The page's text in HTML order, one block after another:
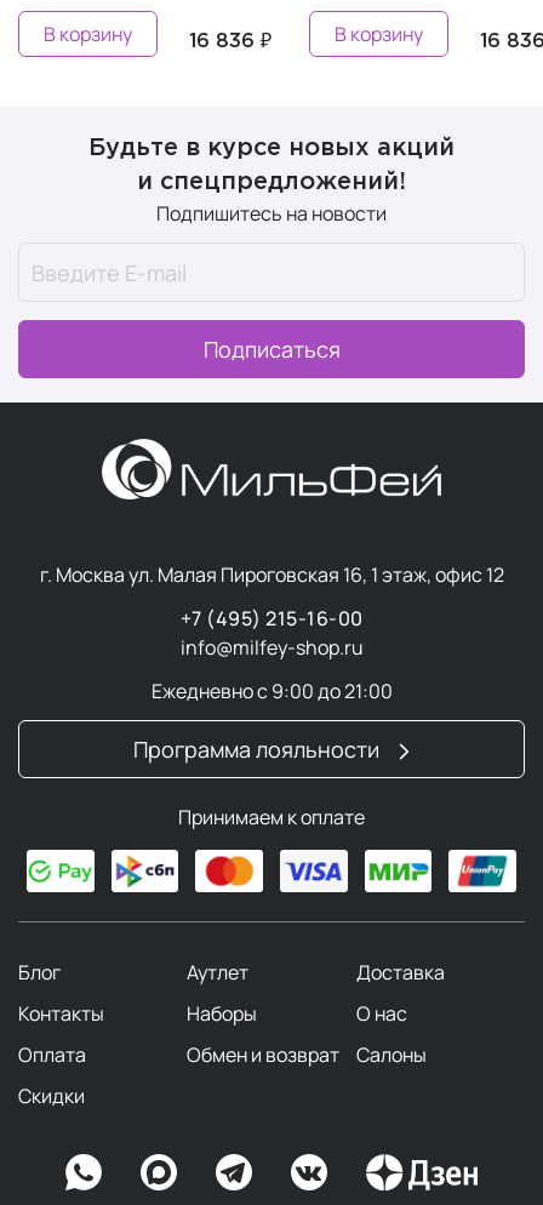
16 836 ₽
В корзину 16
В корзину
Будьте в курсе новых акций
и спецпредложений!
Подпишитесь на новости
Подписаться
г. Москва ул. Малая Пироговская 16, 1 этаж, офис 12
+7 (495) 215-16-00
info@milfey-shop.ru
Ежедневно с 9:00 до 21:00
Программа лояльности
Принимаем к оплате
Блог Аутлет
Доставка
Контакты
Наборы
О нас
Оплата
Обмен и возврат
Салоны
Скидки